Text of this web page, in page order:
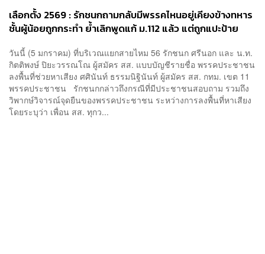
เลือกตั้ง 2569 : รักชนกถามกลับมีพรรคไหนอยู่เคียงข้างทหาร
ชั้นผู้น้อยถูกกระทำ ย้ำเลิกพูดแก้ ม.112 แล้ว แต่ถูกแปะป้าย
วันนี้ (5 มกราคม) ที่บริเวณแยกสายไหม 56 รักชนก ศรีนอก และ น.ท.
กิตติพงษ์ ปิยะวรรณโณ ผู้สมัคร สส. แบบบัญชีรายชื่อ พรรคประชาชน
ลงพื้นที่ช่วยหาเสียง ศศินันท์ ธรรมนิฐินันท์ ผู้สมัคร สส. กทม. เขต 11
พรรคประชาชน รักชนกกล่าวถึงกรณีที่มีประชาชนสอบถาม รวมถึง
วิพากษ์วิจารณ์จุดยืนของพรรคประชาชน ระหว่างการลงพื้นที่หาเสียง
โดยระบุว่า เพื่อน สส. ทุกว...